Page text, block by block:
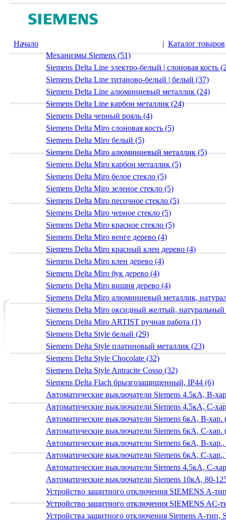
Начало | Каталог товаров
Механизмы Siemens (51)
Siemens Delta Line электро-белый | слоновая кость
Siemens Delta Line титаново-белый | белый (37)
Siemens Delta Line алюминиевый металлик (24)
Siemens Delta Line карбон металлик (24)
Siemens Delta черный рояль (4)
Siemens Delta Miro слоновая кость (5)
Siemens Delta Miro белый (5)
Siemens Delta Miro алюминиевый металлик (5)
Siemens Delta Miro карбон металлик (5)
Siemens Delta Miro белое стекло (5)
Siemens Delta Miro зеленое стекло (5)
Siemens Delta Miro песочное стекло (5)
Siemens Delta Miro черное стекло (5)
Siemens Delta Miro красное стекло (5)
Siemens Delta Miro венге дерево (4)
Siemens Delta Miro красный клен дерево (4)
Siemens Delta Miro клен дерево (4)
Siemens Delta Miro бук дерево (4)
Siemens Delta Miro вишня дерево (4)
Siemens Delta Miro алюминиевый металлик,
Siemens Delta Miro оксидный желтый,
Siemens Delta Miro ARTIST ручная работа (1)
Siemens Delta Style белый (29)
Siemens Delta Style платиновый металлик (23)
Siemens Delta Style Chocolate (32)
Siemens Delta Style Antracite Cosso (32)
Siemens Delta Flach брызгозащищенный, IP44 (6)
Автоматические выключатели Siemens 4.5кА, B-
Автоматические выключатели Siemens 4.5кА, C-
Автоматические выключатели Siemens 6кА, B-хар.
Автоматические выключатели Siemens 6кА, С-хар.
Автоматические выключатели Siemens 6кА, B-
Автоматические выключатели Siemens 6кА, C-
Автоматические выключатели Siemens 4.5кА, C-
Автоматические выключатели Siemens 10кА, 80-
Устройство защитного отключения SIEMENS A-
Устройство защитного отключения SIEMENS AС-
Устройства защитного отключения Siemens A-тип,